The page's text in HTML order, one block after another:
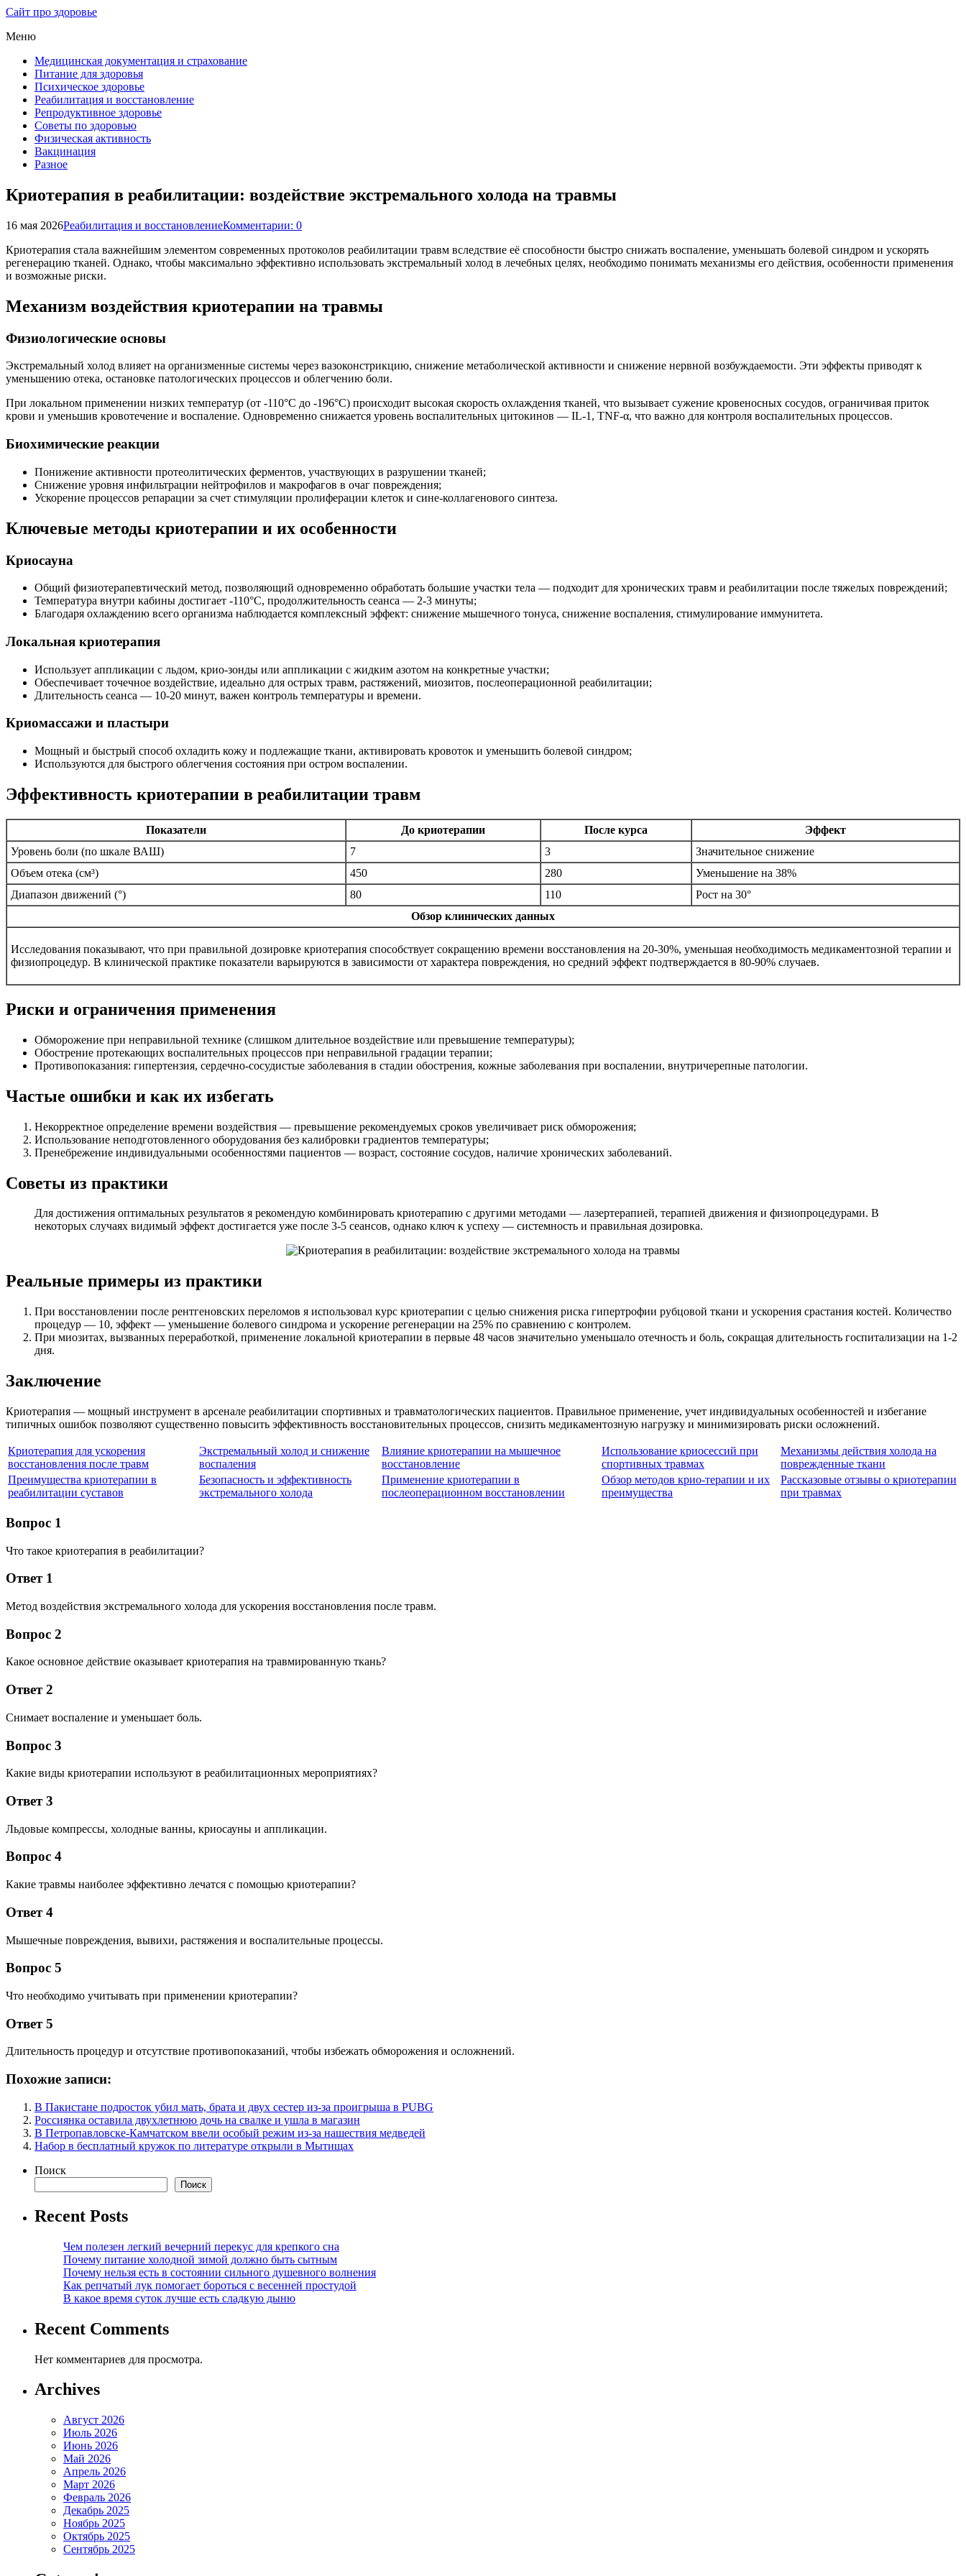
Сайт про здоровье
Меню
Медицинская документация и страхование
Питание для здоровья
Психическое здоровье
Реабилитация и восстановление
Репродуктивное здоровье
Советы по здоровью
Физическая активность
Вакцинация
Разное
Криотерапия в реабилитации: воздействие экстремального холода на травмы
16 мая 2026Реабилитация и восстановлениеКомментарии: 0
Криотерапия стала важнейшим элементом современных протоколов реабилитации травм вследствие её способности быстро снижать воспаление, уменьшать болевой синдром и ускорять
регенерацию тканей. Однако, чтобы максимально эффективно использовать экстремальный холод в лечебных целях, необходимо понимать механизмы его действия, особенности применения
и возможные риски.
Механизм воздействия криотерапии на травмы
Физиологические основы
Экстремальный холод влияет на организменные системы через вазоконстрикцию, снижение метаболической активности и снижение нервной возбуждаемости. Эти эффекты приводят к
уменьшению отека, остановке патологических процессов и облегчению боли.
При локальном применении низких температур (от -110°C до -196°C) происходит высокая скорость охлаждения тканей, что вызывает сужение кровеносных сосудов, ограничивая приток
крови и уменьшив кровотечение и воспаление. Одновременно снижается уровень воспалительных цитокинов — IL-1, TNF-α, что важно для контроля воспалительных процессов.
Биохимические реакции
Понижение активности протеолитических ферментов, участвующих в разрушении тканей;
Снижение уровня инфильтрации нейтрофилов и макрофагов в очаг повреждения;
Ускорение процессов репарации за счет стимуляции пролиферации клеток и сине-коллагенового синтеза.
Ключевые методы криотерапии и их особенности
Криосауна
Общий физиотерапевтический метод, позволяющий одновременно обработать большие участки тела — подходит для хронических травм и реабилитации после тяжелых повреждений;
Температура внутри кабины достигает -110°C, продолжительность сеанса — 2-3 минуты;
Благодаря охлаждению всего организма наблюдается комплексный эффект: снижение мышечного тонуса, снижение воспаления, стимулирование иммунитета.
Локальная криотерапия
Использует аппликации с льдом, крио-зонды или аппликации с жидким азотом на конкретные участки;
Обеспечивает точечное воздействие, идеально для острых травм, растяжений, миозитов, послеоперационной реабилитации;
Длительность сеанса — 10-20 минут, важен контроль температуры и времени.
Криомассажи и пластыри
Мощный и быстрый способ охладить кожу и подлежащие ткани, активировать кровоток и уменьшить болевой синдром;
Используются для быстрого облегчения состояния при остром воспалении.
Эффективность криотерапии в реабилитации травм
Показатели До криотерапии После курса
Эффект
Уровень боли (по шкале ВАШ)
7 3
Значительное снижение
Объем отека (см³)
450 280
Уменьшение на 38%
Диапазон движений (°)
80 110
Рост на 30°
Обзор клинических данных
Исследования показывают, что при правильной дозировке криотерапия способствует сокращению времени восстановления на 20-30%, уменьшая необходимость медикаментозной терапии и
физиопроцедур. В клинической практике показатели варьируются в зависимости от характера повреждения, но средний эффект подтверждается в 80-90% случаев.
Риски и ограничения применения
Обморожение при неправильной технике (слишком длительное воздействие или превышение температуры);
Обострение протекающих воспалительных процессов при неправильной градации терапии;
Противопоказания: гипертензия, сердечно-сосудистые заболевания в стадии обострения, кожные заболевания при воспалении, внутричерепные патологии.
Частые ошибки и как их избегать
Некорректное определение времени воздействия — превышение рекомендуемых сроков увеличивает риск обморожения;
Использование неподготовленного оборудования без калибровки градиентов температуры;
Пренебрежение индивидуальными особенностями пациентов — возраст, состояние сосудов, наличие хронических заболеваний.
Советы из практики
Для достижения оптимальных результатов я рекомендую комбинировать криотерапию с другими методами — лазертерапией, терапией движения и физиопроцедурами. В
некоторых случаях видимый эффект достигается уже после 3-5 сеансов, однако ключ к успеху — системность и правильная дозировка.
Реальные примеры из практики
При восстановлении после рентгеновских переломов я использовал курс криотерапии с целью снижения риска гипертрофии рубцовой ткани и ускорения срастания костей. Количество
процедур — 10, эффект — уменьшение болевого синдрома и ускорение регенерации на 25% по сравнению с контролем.
При миозитах, вызванных переработкой, применение локальной криотерапии в первые 48 часов значительно уменьшало отечность и боль, сокращая длительность госпитализации на 1-2
дня.
Заключение
Криотерапия — мощный инструмент в арсенале реабилитации спортивных и травматологических пациентов. Правильное применение, учет индивидуальных особенностей и избегание
типичных ошибок позволяют существенно повысить эффективность восстановительных процессов, снизить медикаментозную нагрузку и минимизировать риски осложнений.
Криотерапия для ускорения
восстановления после травм
Экстремальный холод и снижение
воспаления
Влияние криотерапии на мышечное
восстановление
Использование криосессий при
спортивных травмах
Механизмы действия холода на
поврежденные ткани
Преимущества криотерапии в
реабилитации суставов
Безопасность и эффективность
экстремального холода
Применение криотерапии в
послеоперационном восстановлении
Обзор методов крио-терапии и их
преимущества
Рассказовые отзывы о криотерапии
при травмах
Вопрос 1
Что такое криотерапия в реабилитации?
Ответ 1
Метод воздействия экстремального холода для ускорения восстановления после травм.
Вопрос 2
Какое основное действие оказывает криотерапия на травмированную ткань?
Ответ 2
Снимает воспаление и уменьшает боль.
Вопрос 3
Какие виды криотерапии используют в реабилитационных мероприятиях?
Ответ 3
Льдовые компрессы, холодные ванны, криосауны и аппликации.
Вопрос 4
Какие травмы наиболее эффективно лечатся с помощью криотерапии?
Ответ 4
Мышечные повреждения, вывихи, растяжения и воспалительные процессы.
Вопрос 5
Что необходимо учитывать при применении криотерапии?
Ответ 5
Длительность процедур и отсутствие противопоказаний, чтобы избежать обморожения и осложнений.
Похожие записи:
В Пакистане подросток убил мать, брата и двух сестер из-за проигрыша в PUBG
Россиянка оставила двухлетнюю дочь на свалке и ушла в магазин
В Петропавловске-Камчатском ввели особый режим из-за нашествия медведей
Набор в бесплатный кружок по литературе открыли в Мытищах
Поиск
Поиск
Recent Posts
Чем полезен легкий вечерний перекус для крепкого сна
Почему питание холодной зимой должно быть сытным
Почему нельзя есть в состоянии сильного душевного волнения
Как репчатый лук помогает бороться с весенней простудой
В какое время суток лучше есть сладкую дыню
Recent Comments
Нет комментариев для просмотра.
Archives
Август 2026
Июль 2026
Июнь 2026
Май 2026
Апрель 2026
Март 2026
Февраль 2026
Декабрь 2025
Ноябрь 2025
Октябрь 2025
Сентябрь 2025